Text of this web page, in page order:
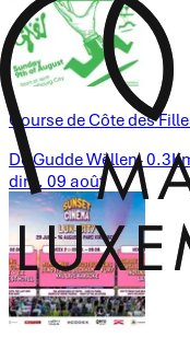
Course de Côte des
De Gudde Wëllen-
dim. 09 août